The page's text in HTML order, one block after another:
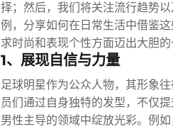
择；然后，我们将关注流行趋势
例，分享如何在日常生活中借鉴
求时尚和表现个性方面迈出大胆的
1、展现自信与力量
足球明星作为公众人物，其形象
员们通过自身独特的发型，不仅
男性主导的领域中绽放光彩。例